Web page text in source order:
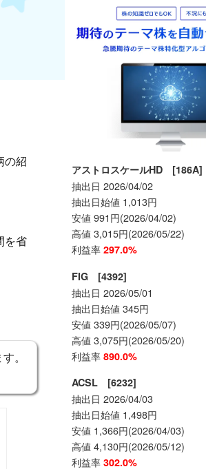
の紹
を省
。
アストロスケールHD [186A]
抽出日 2026/04/02
抽出日始値 1,013円
安値 991円(2026/04/02)
高値 3,015円(2026/05/22)
利益率 297.0%
FIG [4392]
抽出日 2026/05/01
抽出日始値 345円
安値 339円(2026/05/07)
高値 3,075円(2026/05/20)
利益率 890.0%
ACSL [6232]
抽出日 2026/04/03
抽出日始値 1,498円
安値 1,366円(2026/04/03)
高値 4,130円(2026/05/12)
利益率 302.0%